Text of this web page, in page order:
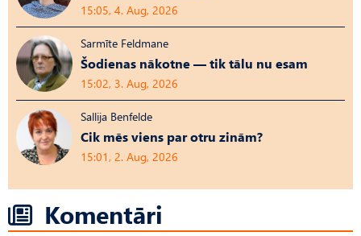
15:05, 4. Aug, 2026
Sarmīte Feldmane
Šodienas nākotne — tik tālu nu esam
15:02, 3. Aug, 2026
Sallija Benfelde
Cik mēs viens par otru zinām?
15:01, 2. Aug, 2026
Komentāri